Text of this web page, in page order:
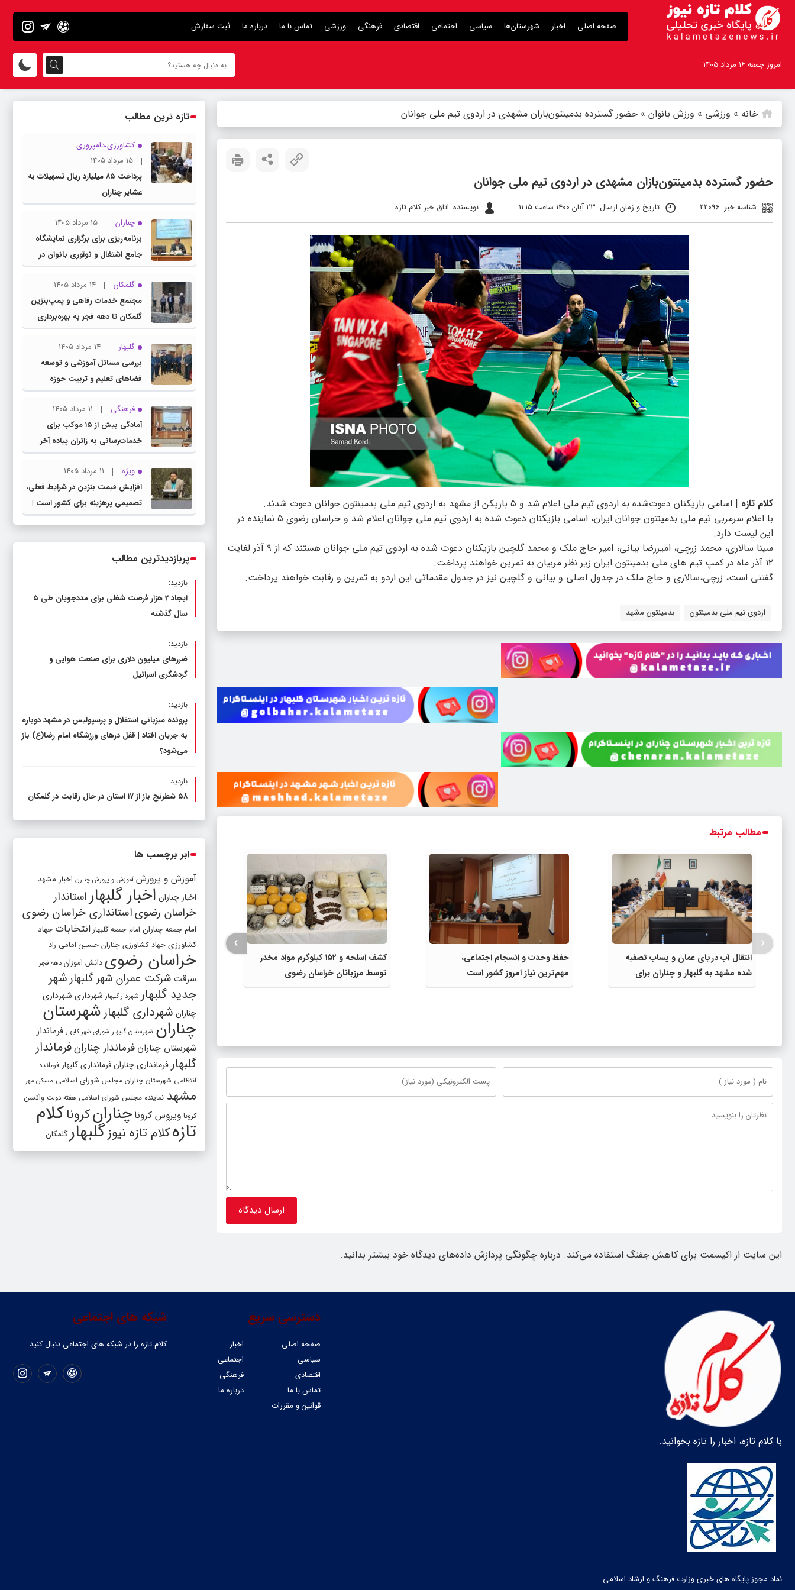
صفحه اصلی اخبار شهرستان‌ها سیاسی اجتماعی اقتصادی فرهنگی ورزشی تماس با ما درباره ما ثبت سفارش
امروز جمعه ۱۶ مرداد ۱۴۰۵
خانه » ورزشی » ورزش بانوان » حضور گسترده بدمینتون‌بازان مشهدی در اردوی تیم ملی جوانان
حضور گسترده بدمینتون‌بازان مشهدی در اردوی تیم ملی جوانان
شناسه خبر: 22096 تاریخ و زمان ارسال: 23 آبان 1400 ساعت 11:15 نویسنده: اتاق خبر کلام تازه
کلام تازه | اسامی بازیکنان دعوت‌شده به اردوی تیم ملی اعلام شد و ۵ بازیکن از مشهد به اردوی تیم ملی بدمینتون جوانان دعوت شدند.
با اعلام سرمربی تیم ملی بدمینتون جوانان ایران، اسامی بازیکنان دعوت شده به اردوی تیم ملی جوانان اعلام شد و خراسان رضوی ۵ نماینده در
این لیست دارد.
سینا سالاری، محمد زرچی، امیررضا بیانی، امیر حاج ملک و محمد گلچین بازیکنان دعوت شده به اردوی تیم ملی جوانان هستند که از ۹ آذر لغایت
۱۲ آذر ماه در کمپ تیم های ملی بدمینتون ایران زیر نظر مربیان به تمرین خواهند پرداخت.
گفتنی است، زرچی،سالاری و حاج ملک در جدول اصلی و بیانی و گلچین نیز در جدول مقدماتی این اردو به تمرین و رقابت خواهند پرداخت.
اردوی تیم ملی بدمینتون بدمینتون مشهد
مطالب مرتبط
انتقال آب دریای عمان و پساب تصفیه
شده مشهد به گلبهار و چناران برای
مصارف صنعتی و کشاورزی | لزوم تسریع
حفظ وحدت و انسجام اجتماعی،
مهم‌ترین نیاز امروز کشور است
کشف اسلحه و ۱۵۲ کیلوگرم مواد مخدر
توسط مرزبانان خراسان رضوی
اهدای داروی حیاتی رتپلاز به‌صورت
رایگان جهت استفاده بیماران قلبی چناران
‹
›
این سایت از اکیسمت برای کاهش جفنگ استفاده می‌کند. درباره چگونگی پردازش داده‌های دیدگاه خود بیشتر بدانید.
تازه ترین مطالب
کشاورزی،دامپروری
15 مرداد 1405
پرداخت ۸۵ میلیارد ریال تسهیلات به
عشایر چناران
چناران
15 مرداد 1405
برنامه‌ریزی برای برگزاری نمایشگاه
جامع اشتغال و نوآوری بانوان در
چناران
گلمکان
14 مرداد 1405
مجتمع خدمات رفاهی و پمپ‌بنزین
گلمکان تا دهه فجر به بهره‌برداری
می‌رسد
گلبهار
14 مرداد 1405
بررسی مسائل آموزشی و توسعه
فضاهای تعلیم و تربیت حوزه
انتخابیه در نشست مشترک عضو
کمیسیون آموزش مجلس با مدیرکل
آموزش و پرورش خراسان رضوی
فرهنگی
11 مرداد 1405
آمادگی بیش از ۱۵ موکب برای
خدمات‌رسانی به زائران پیاده آخر
صفر در شهرستان چناران
ویژه
11 مرداد 1405
افزایش قیمت بنزین در شرایط فعلی،
تصمیمی پرهزینه برای کشور است |
دولت، قاچاق سوخت و عوامل اصلی
پربازدیدترین مطالب
بازدید:
ایجاد 2 هزار فرصت شغلی برای مددجویان طی ۵
سال گذشته
بازدید:
ضررهای میلیون دلاری برای صنعت هوایی و
گردشگری اسرائیل
بازدید:
پرونده میزبانی استقلال و پرسپولیس در مشهد دوباره
به جریان افتاد | قفل در‌های ورزشگاه امام رضا(ع) باز
می‌شود؟
بازدید:
۵۸ شطرنج‌ باز از ۱۷ استان در حال رقابت در گلمکان
ابر برچسب ها
آموزش و پرورش آموزش و پرورش چنارن اخبار مشهد
اخبار چناران اخبار گلبهار استاندار
خراسان رضویاستانداری خراسان رضوی
امام جمعه چناران امام جمعه گلبهار انتخابات جهاد
کشاورزی جهاد کشاورزی چناران حسین امامی راد
خراسان رضوی دانش آموزان دهه فجر
سرقت شرکت عمران شهر گلبهارشهر
جدید گلبهار شهردار گلبهار شهرداری شهرداری
چناران شهرداری گلبهار شهرستان
چناران شهرستان گلبهار شورای شهر گلبهار فرماندار
شهرستان چناران فرماندار چنارانفرماندار
گلبهار فرمانداری چنارانفرمانداری گلبهار فرمانده
انتظامی شهرستان چناران مجلس شورای اسلامی مسکن مهر
مشهد نماینده مجلس شورای اسلامی هفته دولت واکسن
کرونا ویروس کرونا چنارانکروناکلام
تازهکلام تازه نیوزگلبهارگلمکان
با کلام تازه، اخبار را تازه بخوانید.
نماد مجوز پایگاه های خبری وزارت فرهنگ و ارشاد اسلامی
شبکه های اجتماعی
کلام تازه را در شبکه ‌های اجتماعی دنبال کنید.
دسترسی سریع
صفحه اصلی
اخبار
سیاسی
اجتماعی
اقتصادی
فرهنگی
تماس با ما
درباره ما
قوانین و مقررات